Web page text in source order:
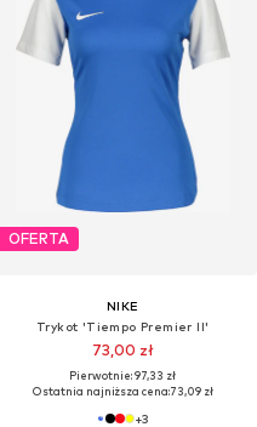
OFERTA
NIKE
Trykot 'Tiempo Premier II'
73,00 zł
Pierwotnie: 97,33 zł
Ostatnia najniższa cena:73,09 zł
+3